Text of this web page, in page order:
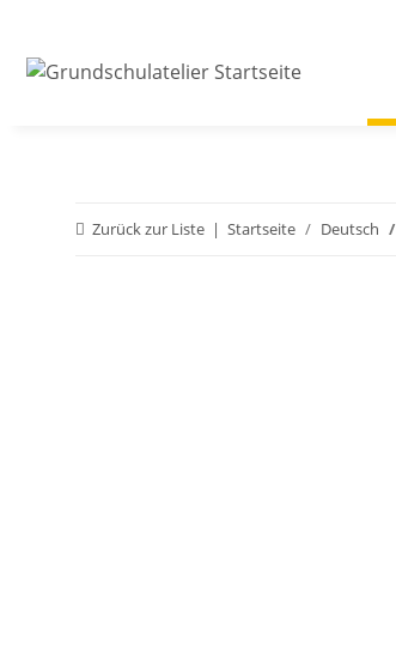
Zurück zur Liste Startseite Deutsch